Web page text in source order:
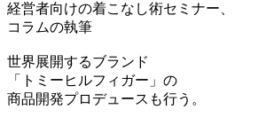
経営者向けの着こなし術セミナー、
コラムの執筆
世界展開するブランド
「トミーヒルフィガー」の
商品開発プロデュースも行う。